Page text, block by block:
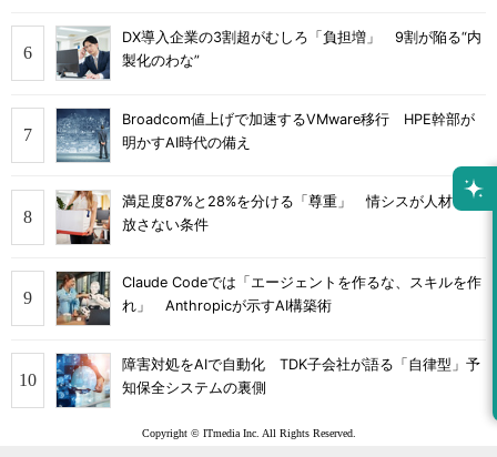
DX導入企業の3割超がむしろ「負担増」 9割が陥る“内
製化のわな”
Broadcom値上げで加速するVMware移行 HPE幹部が
明かすAI時代の備え
満足度87%と28%を分ける「尊重」 情シスが人材を手
放さない条件
Claude Codeでは「エージェントを作るな、スキルを作
れ」 Anthropicが示すAI構築術
障害対処をAIで自動化 TDK子会社が語る「自律型」予
知保全システムの裏側
Copyright © ITmedia Inc. All Rights Reserved.